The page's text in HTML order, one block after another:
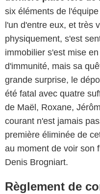
six éléments de
l'un d'entre eux, et très
physiquement, s'est
immobilier s'est mise
d'immunité, mais sa
grande surprise, le
été fatal avec quatre
de Maël, Roxane,
courant n'est jamais
première éliminée de
au moment de voir son
Denis Brogniart.
Règlement de